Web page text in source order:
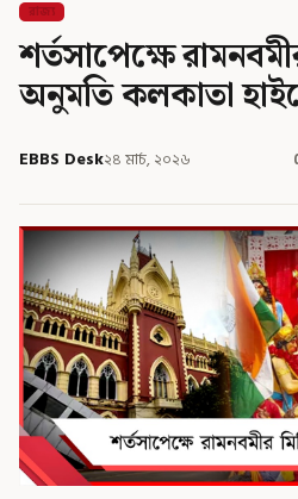
রাজ্য
শর্তসাপেক্ষে
অনুমতি কলকাতা
EBBS Desk২৪ মার্চ, ২০২৬